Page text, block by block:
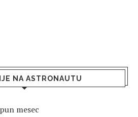
NA ASTRONAUTU
mesec